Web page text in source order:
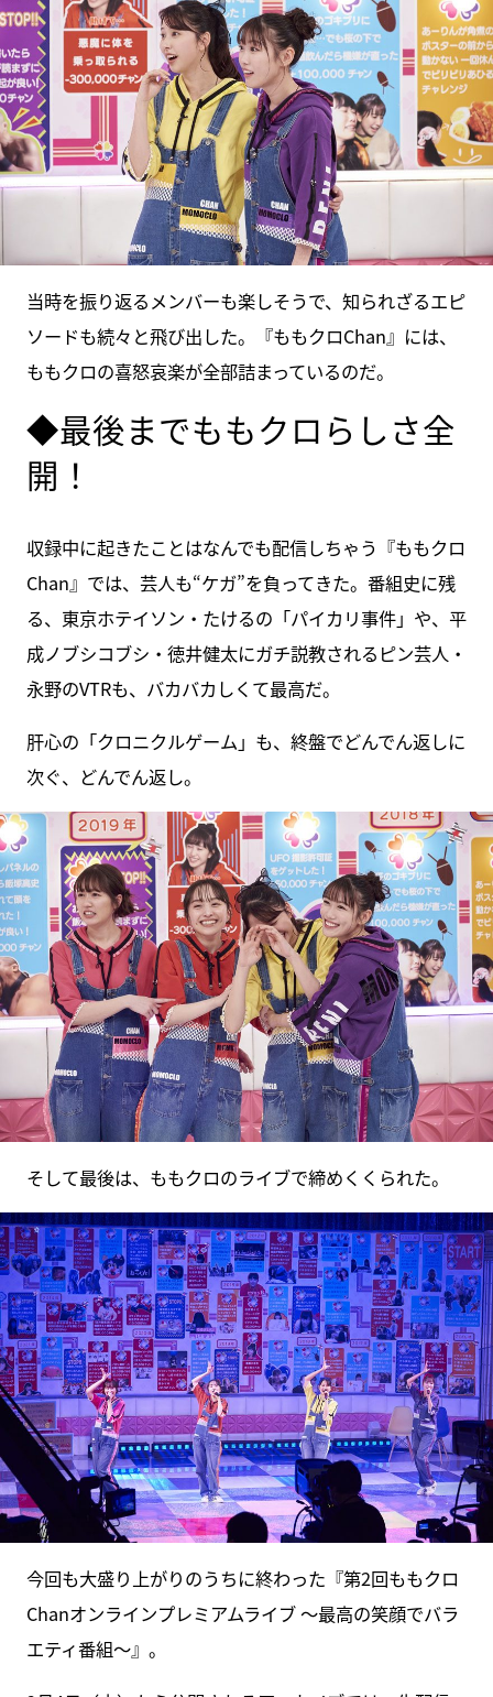
当時を振り返るメンバーも楽しそうで、知られざるエピ
ソードも続々と飛び出した。『ももクロChan』には、
ももクロの喜怒哀楽が全部詰まっているのだ。
◆最後までももクロらしさ全
開！
収録中に起きたことはなんでも配信しちゃう『ももクロ
Chan』では、芸人も“ケガ”を負ってきた。番組史に残
る、東京ホテイソン・たけるの「パイカリ事件」や、平
成ノブシコブシ・徳井健太にガチ説教されるピン芸人・
永野のVTRも、バカバカしくて最高だ。
肝心の「クロニクルゲーム」も、終盤でどんでん返しに
次ぐ、どんでん返し。
そして最後は、ももクロのライブで締めくくられた。
今回も大盛り上がりのうちに終わった『第2回ももクロ
Chanオンラインプレミアムライブ ～最高の笑顔でバラ
エティ番組～』。